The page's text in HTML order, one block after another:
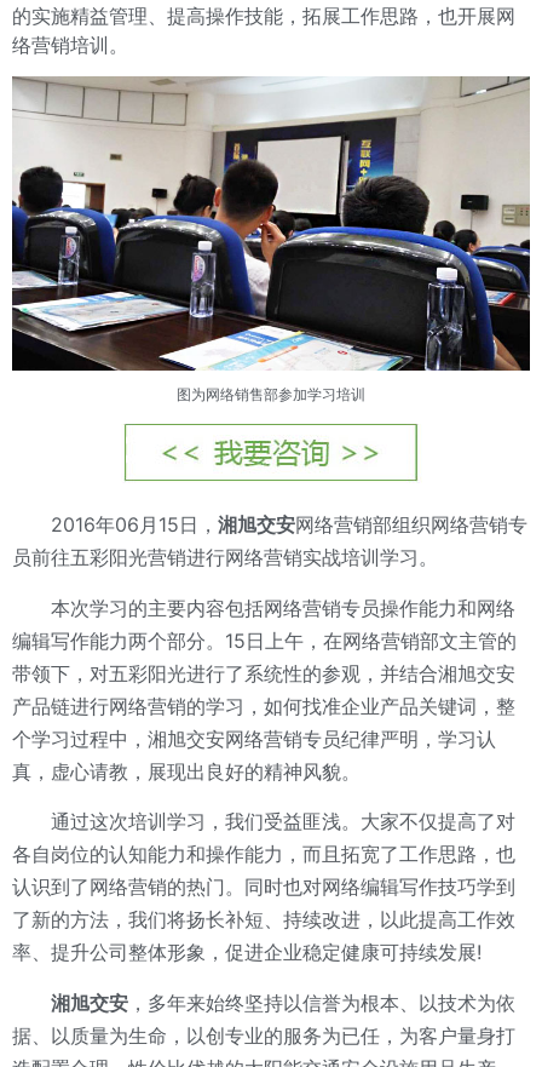
的实施精益管理、提高操作技能，拓展工作思路，也开展网
络营销培训。
图为网络销售部参加学习培训
2016年06月15日， 湘旭交安网络营销部组织网络营销专
员前往五彩阳光营销进行网络营销实战培训学习。
本次学习的主要内容包括网络营销专员操作能力和网络
编辑写作能力两个部分。15日上午，在网络营销部文主管的
带领下，对五彩阳光进行了系统性的参观，并结合湘旭交安
产品链进行网络营销的学习，如何找准企业产品关键词，整
个学习过程中，湘旭交安网络营销专员纪律严明，学习认
真，虚心请教，展现出良好的精神风貌。
通过这次培训学习，我们受益匪浅。大家不仅提高了对
各自岗位的认知能力和操作能力，而且拓宽了工作思路，也
认识到了网络营销的热门。同时也对网络编辑写作技巧学到
了新的方法，我们将扬长补短、持续改进，以此提高工作效
率、提升公司整体形象，促进企业稳定健康可持续发展!
湘旭交安 ，多年来始终坚持以信誉为根本、以技术为依
据、以质量为生命，以创专业的服务为已任，为客户量身打